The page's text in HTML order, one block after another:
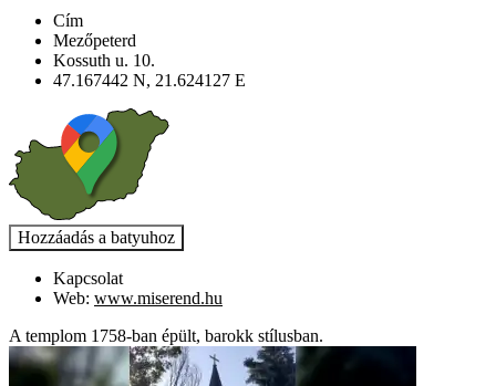
Cím
Mezőpeterd
Kossuth u. 10.
47.167442 N, 21.624127 E
Kapcsolat
Web: www.miserend.hu
A templom 1758-ban épült, barokk stílusban.